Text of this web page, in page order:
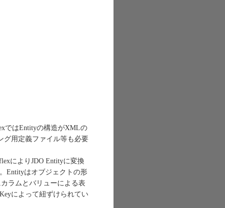
ではEntityの構造がXMLの
グ用定義ファイル等も必要
によりJDO Entityに変換
Entityはオブジェクトの形
ラムとバリューによる表
によって紐ずけられてい